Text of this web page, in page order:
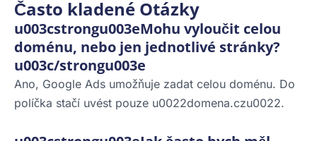
Často kladené Otázky
u003cstrongu003eMohu vyloučit celou
doménu, nebo jen jednotlivé stránky?
u003c/strongu003e
Ano, Google Ads umožňuje zadat celou doménu. Do
políčka stačí uvést pouze u0022domena.czu0022.